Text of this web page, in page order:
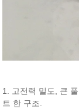
1. 고전력 밀도, 큰
트 한 구조.